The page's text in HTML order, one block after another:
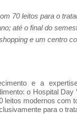
70 leitos para o
até o final do
e um centro
e a
o Hospital Day
modernos com
para o